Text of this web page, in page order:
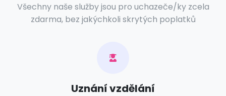
Všechny naše služby jsou pro uchazeče/ky zcela
zdarma, bez jakýchkoli skrytých poplatků
Uznání vzdělání